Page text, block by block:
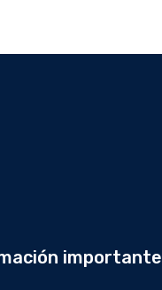
importante